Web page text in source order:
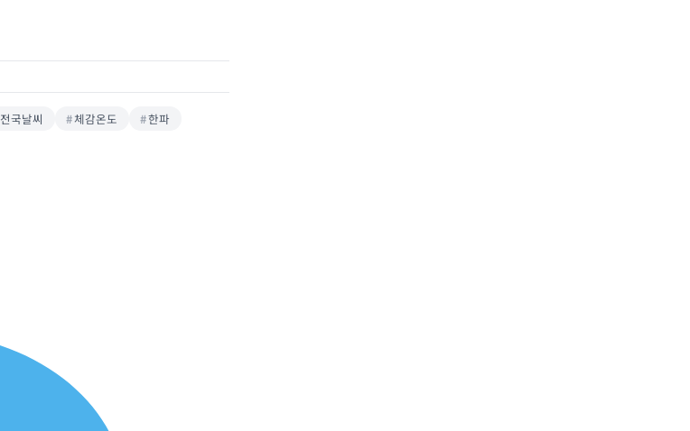
전국날씨 체감온도
한파